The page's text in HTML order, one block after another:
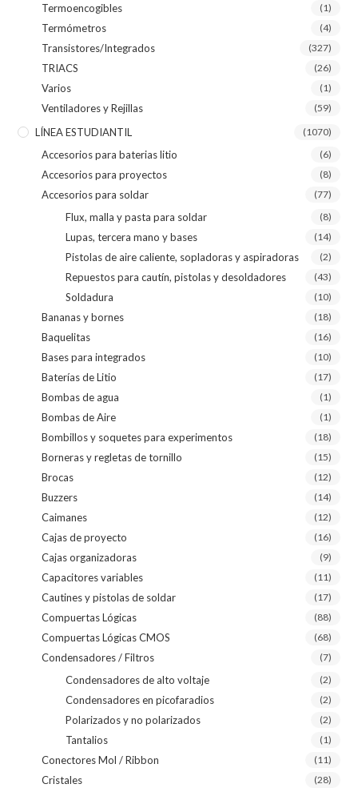
Termoencogibles (1)
Termómetros (4)
Transistores/Integrados (327)
TRIACS (26)
Varios (1)
Ventiladores y Rejillas (59)
LÍNEA ESTUDIANTIL (1070)
Accesorios para baterias litio (6)
Accesorios para proyectos (8)
Accesorios para soldar (77)
Flux, malla y pasta para soldar (8)
Lupas, tercera mano y bases (14)
Pistolas de aire caliente, sopladoras y aspiradoras (2)
Repuestos para cautín, pistolas y desoldadores (43)
Soldadura (10)
Bananas y bornes (18)
Baquelitas (16)
Bases para integrados (10)
Baterías de Litio (17)
Bombas de agua (1)
Bombas de Aire (1)
Bombillos y soquetes para experimentos (18)
Borneras y regletas de tornillo (15)
Brocas (12)
Buzzers (14)
Caimanes (12)
Cajas de proyecto (16)
Cajas organizadoras (9)
Capacitores variables (11)
Cautines y pistolas de soldar (17)
Compuertas Lógicas (88)
Compuertas Lógicas CMOS (68)
Condensadores / Filtros (7)
Condensadores de alto voltaje (2)
Condensadores en picofaradios (2)
Polarizados y no polarizados (2)
Tantalios (1)
Conectores Mol / Ribbon (11)
Cristales (28)